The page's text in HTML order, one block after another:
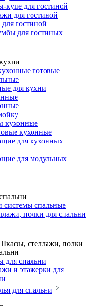
для гостиной
для гостиной
гостиной
для гостиных
готовые
для кухни
кухонные
кухонные
для кухонных
для модульных
системы спальные
полки для спальни
стеллажи, полки
спальни
и этажерки для
для спальни